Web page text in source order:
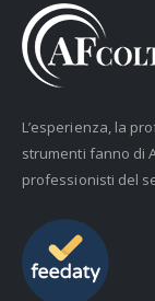
L’esperienza, la
strumenti fanno di
professionisti del